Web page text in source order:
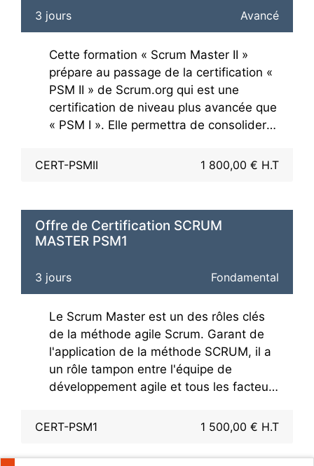
3 jours Avancé
Cette formation « Scrum Master II »
prépare au passage de la certification «
PSM II » de Scrum.org qui est une
certification de niveau plus avancée que
« PSM I ». Elle permettra de consolider
l’application de Scrum dans des
Le passage de l'examen s'effectue en
ligne et en anglais. Cela consiste en un
QCM de 90 minutes, comportant 30
est requis pour réussir l'examen.
CERT-PSMII 1 800,00 € H.T
Offre de Certification SCRUM
MASTER PSM1
3 jours Fondamental
Le Scrum Master est un des rôles clés
de la méthode agile Scrum. Garant de
l'application de la méthode SCRUM, il a
un rôle tampon entre l'équipe de
développement agile et tous les facteurs
l'accomplissement de ses objectifs et le
À la différence d'un chef de projet
CERT-PSM1 1 500,00 € H.T